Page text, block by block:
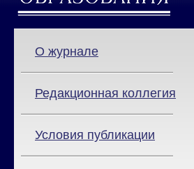
О журнале
Редакционная коллегия
Условия публикации